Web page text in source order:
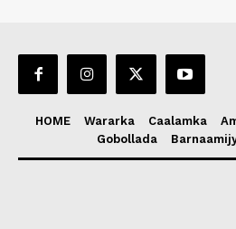
HOME Wararka Caalamka
Gobollada